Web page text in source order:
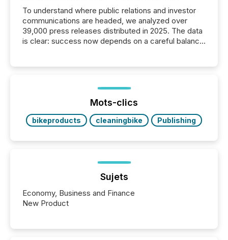
To understand where public relations and investor
communications are headed, we analyzed over
39,000 press releases distributed in 2025. The data
is clear: success now depends on a careful balance
ground their answers. We have entered a “ zero-
click ” reality, where Generative AI systems...
Mots-clics
bikeproducts cleaningbike Publishing
Sujets
Economy, Business and Finance
New Product